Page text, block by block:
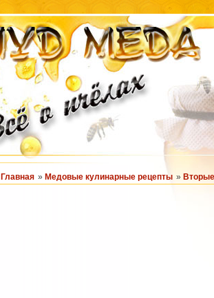
Главная » Медовые кулинарные рецепты »